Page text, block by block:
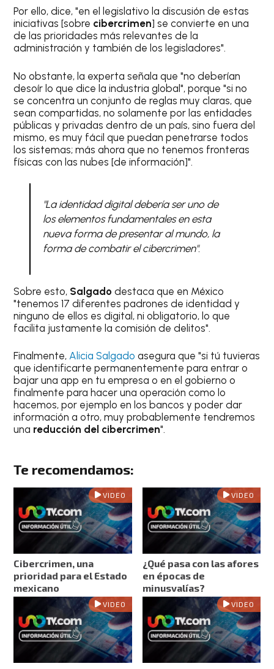
Por ello, dice, "en el legislativo la discusión de estas
iniciativas [sobre cibercrimen] se convierte en una
de las prioridades más relevantes de la
administración y también de los legisladores".
No obstante, la experta señala que "no deberían
desoír lo que dice la industria global", porque "si no
se concentra un conjunto de reglas muy claras, que
sean compartidas, no solamente por las entidades
públicas y privadas dentro de un país, sino fuera del
mismo, es muy fácil que puedan penetrarse todos
los sistemas; más ahora que no tenemos fronteras
físicas con las nubes [de información]".
"La identidad digital debería ser uno de
los elementos fundamentales en esta
nueva forma de presentar al mundo, la
forma de combatir el cibercrimen".
Sobre esto, Salgado destaca que en México
"tenemos 17 diferentes padrones de identidad y
ninguno de ellos es digital, ni obligatorio, lo que
facilita justamente la comisión de delitos".
Finalmente,Alicia Salgado asegura que "si tú tuvieras
que identificarte permanentemente para entrar o
bajar una app en tu empresa o en el gobierno o
finalmente para hacer una operación como lo
hacemos, por ejemplo en los bancos y poder dar
información a otro, muy probablemente tendremos
una reducción del cibercrimen".
Te recomendamos:
VIDEO
Cibercrimen, una
prioridad para el Estado
mexicano
VIDEO
¿Qué pasa con las afores
en épocas de
minusvalías?
VIDEO VIDEO